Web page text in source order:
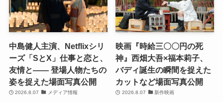
中島健人主演、Netflixシリ
ーズ「SとX」仕事と恋と、
友情と―― 登場人物たちの
姿を捉えた場面写真公開
2026.8.07 メディア情報
映画『時給三〇〇円の死
神』西畑大吾×福本莉子、
バディ誕生の瞬間を捉えた
カットなど場面写真公開
2026.8.07 新作映画